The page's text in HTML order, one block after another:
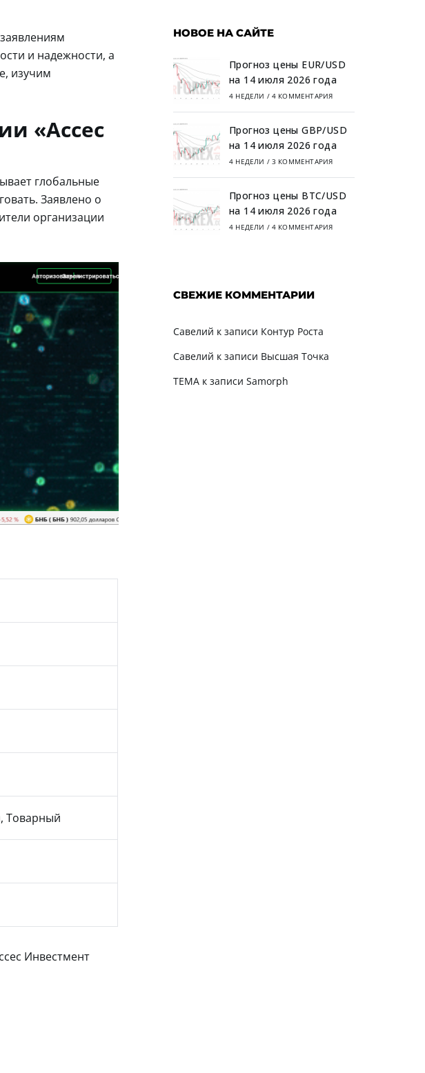
и надежности, а
изучим
«Ассес
глобальные
Заявлено о
организации
Товарный
Инвестмент
НОВОЕ НА САЙТЕ
Прогноз цены EUR/USD
на 14 июля 2026 года
4 НЕДЕЛИ / 4 КОММЕНТАРИЯ
Прогноз цены GBP/USD
на 14 июля 2026 года
4 НЕДЕЛИ / 3 КОММЕНТАРИЯ
Прогноз цены BTC/USD
на 14 июля 2026 года
4 НЕДЕЛИ / 4 КОММЕНТАРИЯ
СВЕЖИЕ КОММЕНТАРИИ
Савелий к записи Контур Роста
Савелий к записи Высшая Точка
TEMAк записи Samorph